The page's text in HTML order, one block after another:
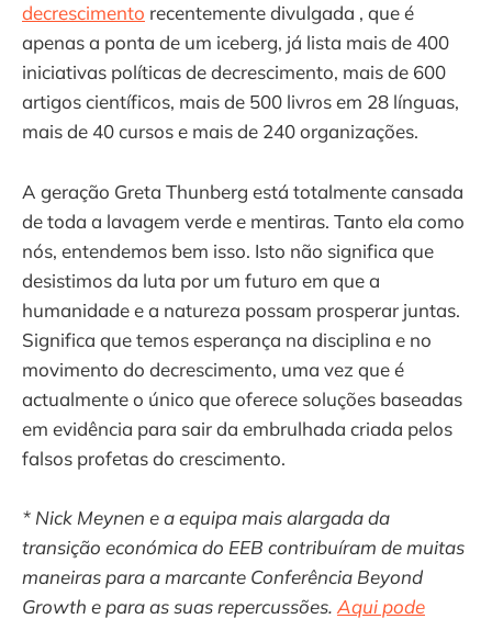
decrescimento recentemente divulgada , que é
apenas a ponta de um iceberg, já lista mais de 400
iniciativas políticas de decrescimento, mais de 600
artigos científicos, mais de 500 livros em 28 línguas,
mais de 40 cursos e mais de 240 organizações.
A geração Greta Thunberg está totalmente cansada
de toda a lavagem verde e mentiras. Tanto ela como
nós, entendemos bem isso. Isto não significa que
desistimos da luta por um futuro em que a
humanidade e a natureza possam prosperar juntas.
Significa que temos esperança na disciplina e no
movimento do decrescimento, uma vez que é
actualmente o único que oferece soluções baseadas
em evidência para sair da embrulhada criada pelos
falsos profetas do crescimento.
* Nick Meynen e a equipa mais alargada da
transição económica do EEB contribuíram de muitas
maneiras para a marcante Conferência Beyond
Growth e para as suas repercussões. Aqui pode